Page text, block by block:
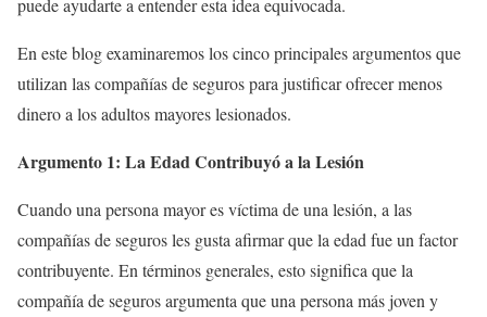
puede ayudarte a entender esta idea equivocada.
En este blog examinaremos los cinco principales argumentos que
utilizan las compañías de seguros para justificar ofrecer menos
dinero a los adultos mayores lesionados.
Argumento 1: La Edad Contribuyó a la Lesión
Cuando una persona mayor es víctima de una lesión, a las
compañías de seguros les gusta afirmar que la edad fue un factor
contribuyente. En términos generales, esto significa que la
compañía de seguros argumenta que una persona más joven y